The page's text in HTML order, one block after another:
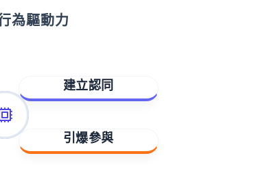
為驅動力
建立認同
引爆參與